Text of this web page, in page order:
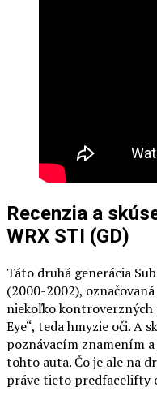
Recenzia a
WRX STI (GD)
Táto druhá generácia
(2000-2002),
niekoľko
Eye“, teda hmyzie oči. A
poznávacím znamením
tohto auta. Čo je ale na
práve tieto predfacelifty